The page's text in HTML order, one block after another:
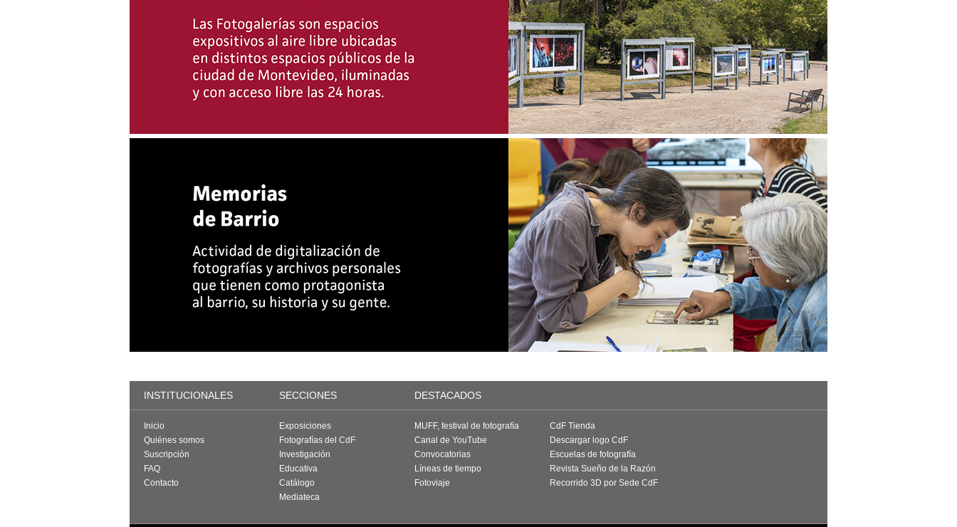
INSTITUCIONALES SECCIONES DESTACADOS
Inicio
Quiénes somos
Suscripción
FAQ
Contacto
Exposiciones
Fotografías del CdF
Investigación
Educativa
Catálogo
Mediateca
MUFF, festival de fotografía
Canal de YouTube
Convocatorias
Líneas de tiempo
Fotoviaje
CdF Tienda
Descargar logo CdF
Escuelas de fotografía
Revista Sueño de la Razón
Recorrido 3D por Sede CdF